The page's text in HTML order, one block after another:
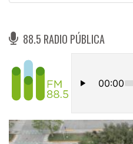
88.5 RADIO PÚBLICA